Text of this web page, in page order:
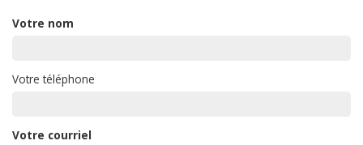
Votre nom
Votre téléphone
Votre courriel